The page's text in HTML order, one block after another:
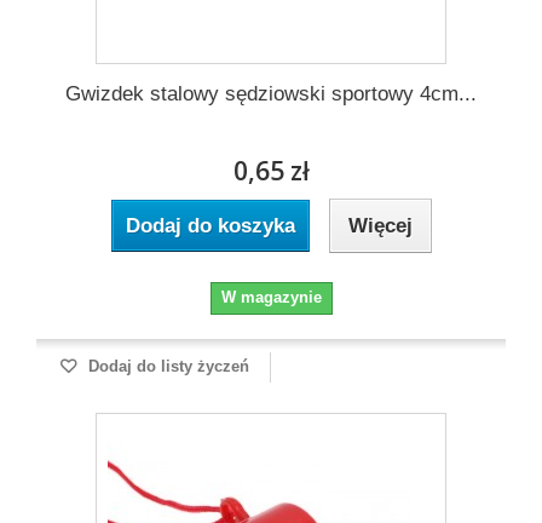
Gwizdek stalowy sędziowski sportowy 4cm...
0,65 zł
Dodaj do koszyka Więcej
W magazynie
Dodaj do listy życzeń